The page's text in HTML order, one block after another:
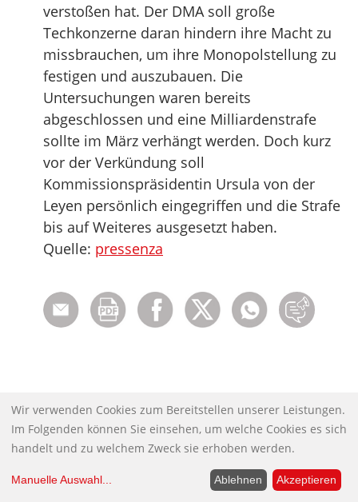
verstoßen hat. Der DMA soll große
Techkonzerne daran hindern ihre Macht zu
missbrauchen, um ihre Monopolstellung zu
festigen und auszubauen. Die
Untersuchungen waren bereits
abgeschlossen und eine Milliardenstrafe
sollte im März verhängt werden. Doch kurz
vor der Verkündung soll
Kommissionspräsidentin Ursula von der
Leyen persönlich eingegriffen und die Strafe
bis auf Weiteres ausgesetzt haben.
Quelle: pressenza
Rubriken:
Hinweise des Tages
Schlagwörter:
Wir verwenden Cookies zum Bereitstellen unserer Leistungen.
Im Folgenden können Sie einsehen, um welche Cookies es sich
handelt und zu welchem Zweck sie erhoben werden.
Manuelle Auswahl... Ablehnen Akzeptieren